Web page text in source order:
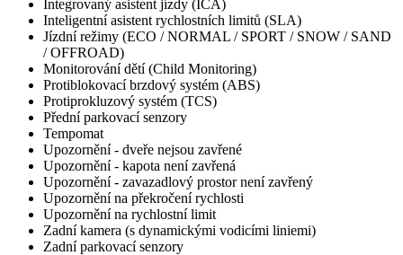
Integrovaný asistent jízdy (ICA)
Inteligentní asistent rychlostních limitů (SLA)
Jízdní režimy (ECO / NORMAL / SPORT / SNOW / SAND
/ OFFROAD)
Monitorování dětí (Child Monitoring)
Protiblokovací brzdový systém (ABS)
Protiprokluzový systém (TCS)
Přední parkovací senzory
Tempomat
Upozornění - dveře nejsou zavřené
Upozornění - kapota není zavřená
Upozornění - zavazadlový prostor není zavřený
Upozornění na překročení rychlosti
Upozornění na rychlostní limit
Zadní kamera (s dynamickými vodicími liniemi)
Zadní parkovací senzory